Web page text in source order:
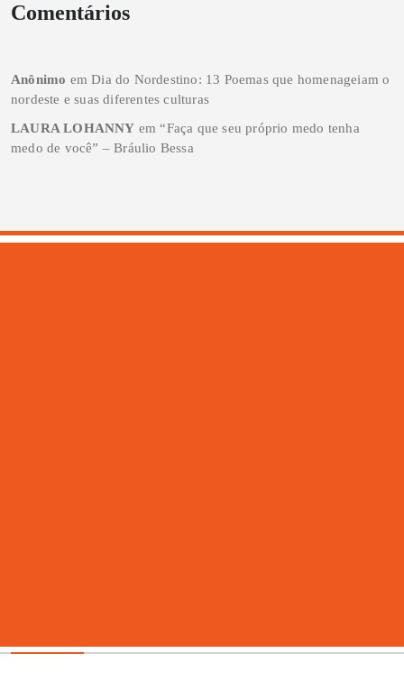
Comentários
Anônimo emDia do Nordestino: 13 Poemas que homenageiam o
nordeste e suas diferentes culturas
LAURA LOHANNY em“Faça que seu próprio medo tenha
medo de você” – Bráulio Bessa